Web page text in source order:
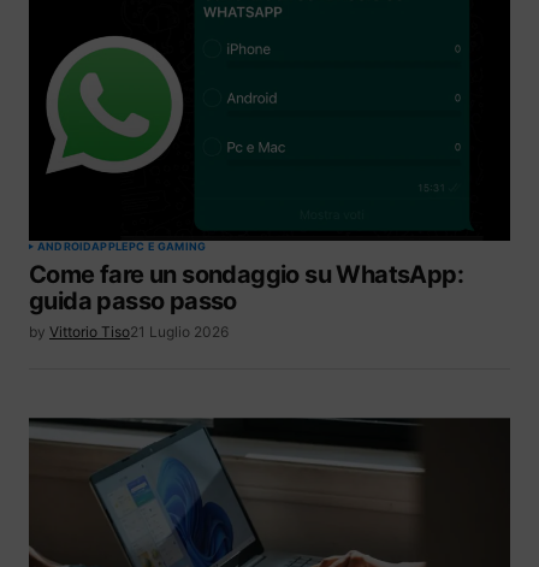
ANDROIDAPPLEPC E GAMING
Come fare un sondaggio su WhatsApp:
guida passo passo
by Vittorio Tiso21 Luglio 2026